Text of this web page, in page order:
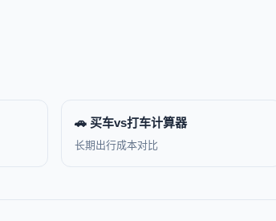
🚗 买车vs打车计算器
长期出行成本对比